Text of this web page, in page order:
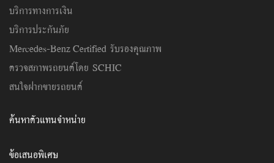
บริการทางการเงิน
บริการประกันภัย
Mercedes-Benz Certified รับรองคุณภาพ
ตรวจสภาพรถยนต์โดย SCHIC
สนใจฝากขายรถยนต์
ค้นหาตัวแทนจำหน่าย
ข้อเสนอพิเศษ